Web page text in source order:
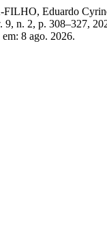
Eduardo
9, n. 2, p. 308–327,
8 ago. 2026.